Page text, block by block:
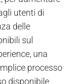
utenti di
delle
sul
una
processo
disponibile